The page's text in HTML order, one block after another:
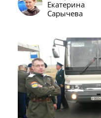
Екатерина
Сарычева